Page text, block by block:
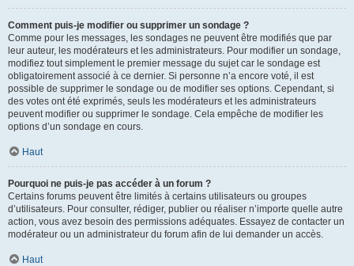
Comment puis-je modifier ou supprimer un sondage ?
Comme pour les messages, les sondages ne peuvent être modifiés que par
leur auteur, les modérateurs et les administrateurs. Pour modifier un sondage,
modifiez tout simplement le premier message du sujet car le sondage est
obligatoirement associé à ce dernier. Si personne n’a encore voté, il est
possible de supprimer le sondage ou de modifier ses options. Cependant, si
des votes ont été exprimés, seuls les modérateurs et les administrateurs
peuvent modifier ou supprimer le sondage. Cela empêche de modifier les
options d’un sondage en cours.
Haut
Pourquoi ne puis-je pas accéder à un forum ?
Certains forums peuvent être limités à certains utilisateurs ou groupes
d’utilisateurs. Pour consulter, rédiger, publier ou réaliser n’importe quelle autre
action, vous avez besoin des permissions adéquates. Essayez de contacter un
modérateur ou un administrateur du forum afin de lui demander un accès.
Haut